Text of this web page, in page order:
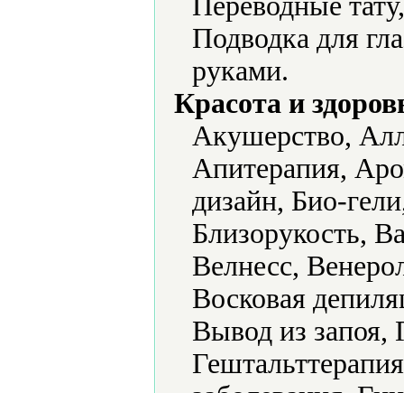
Подводка для
руками.
Красота и
Акушерство,
Апитерапия,
дизайн, Био-
Близорукость,
Велнесс,
Восковая
Вывод из запоя,